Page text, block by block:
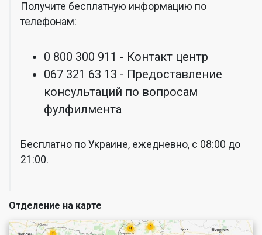
Получите бесплатную информацию по
телефонам:
0 800 300 911 - Контакт центр
067 321 63 13 - Предоставление
консультаций по вопросам
фулфилмента
Бесплатно по Украине, ежедневно, с 08:00 до
21:00.
Отделение на карте